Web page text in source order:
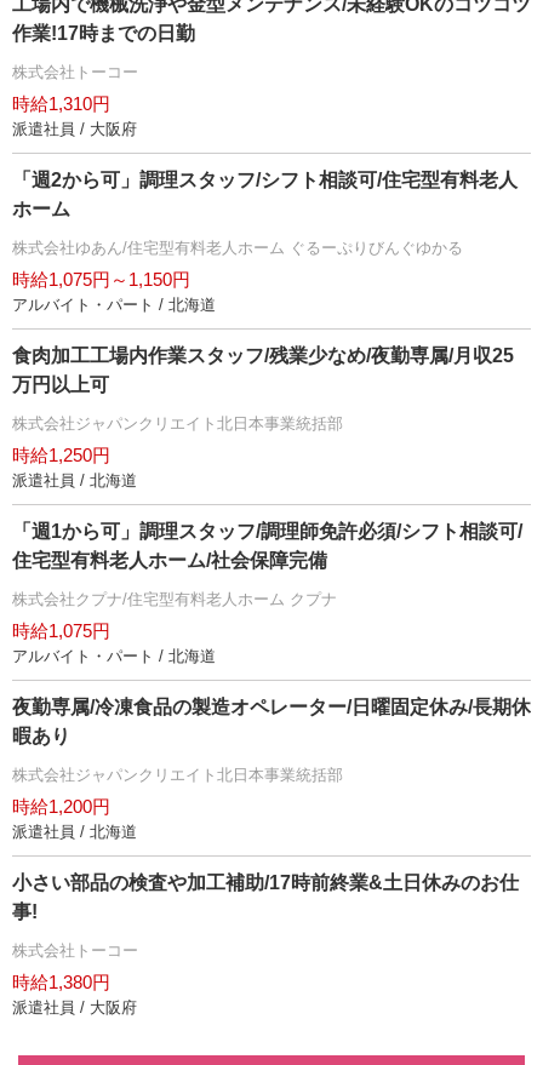
工場内で機械洗浄や金型メンテナンス/未経験OKのコツコツ
作業!17時までの日勤
株式会社トーコー
時給1,310円
派遣社員 / 大阪府
「週2から可」調理スタッフ/シフト相談可/住宅型有料老人
ホーム
株式会社ゆあん/住宅型有料老人ホーム ぐるーぷりびんぐゆかる
時給1,075円～1,150円
アルバイト・パート / 北海道
食肉加工工場内作業スタッフ/残業少なめ/夜勤専属/月収25
万円以上可
株式会社ジャパンクリエイト北日本事業統括部
時給1,250円
派遣社員 / 北海道
「週1から可」調理スタッフ/調理師免許必須/シフト相談可/
住宅型有料老人ホーム/社会保障完備
株式会社クプナ/住宅型有料老人ホーム クプナ
時給1,075円
アルバイト・パート / 北海道
夜勤専属/冷凍食品の製造オペレーター/日曜固定休み/長期休
暇あり
株式会社ジャパンクリエイト北日本事業統括部
時給1,200円
派遣社員 / 北海道
小さい部品の検査や加工補助/17時前終業&土日休みのお仕
事!
株式会社トーコー
時給1,380円
派遣社員 / 大阪府